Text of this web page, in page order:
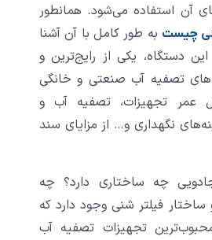
آن استفاده می‌شود. همانطور
چیست به طور کامل با آن آشنا
دستگاه، یکی از رایج‌ترین و
های تصفیه آب صنعتی و خانگی
عمر تجهیزات، تصفیه آب و
نگهداری و… از مزایای سند
چه ساختاری دارد؟ چه
ساختار فیلتر شنی وجود دارد که
تجهیزات تصفیه آب